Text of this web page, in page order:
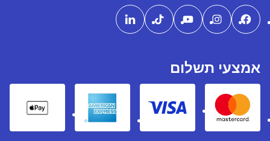
אמצעי תשלום
Mastercard
Visa
American express
Pay